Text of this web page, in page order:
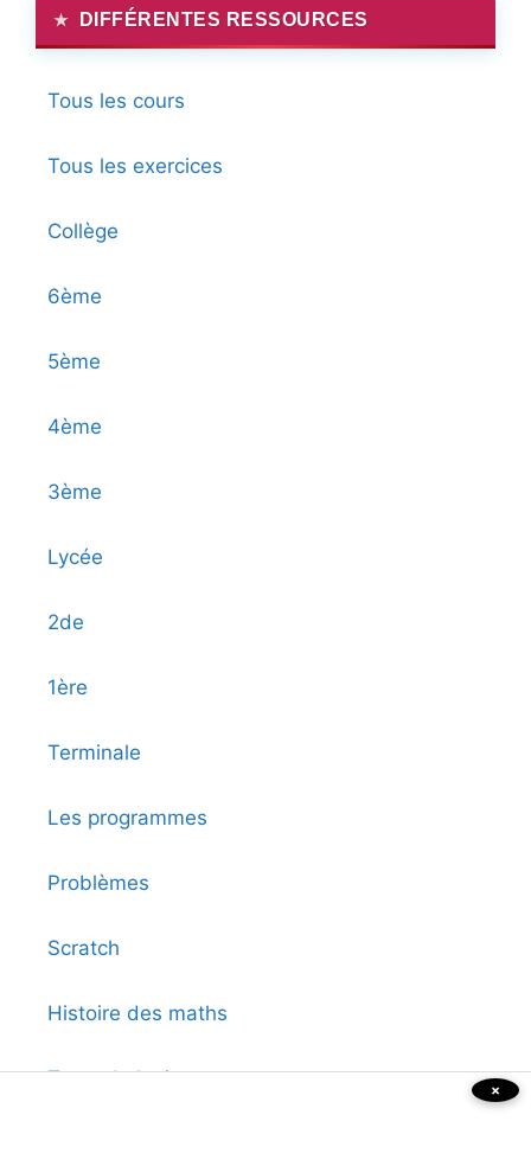
DIFFÉRENTES RESSOURCES
Tous les cours
Tous les exercices
Collège
6ème
5ème
4ème
3ème
Lycée
2de
1ère
Terminale
Les programmes
Problèmes
Scratch
Histoire des maths
Tests de logique ×